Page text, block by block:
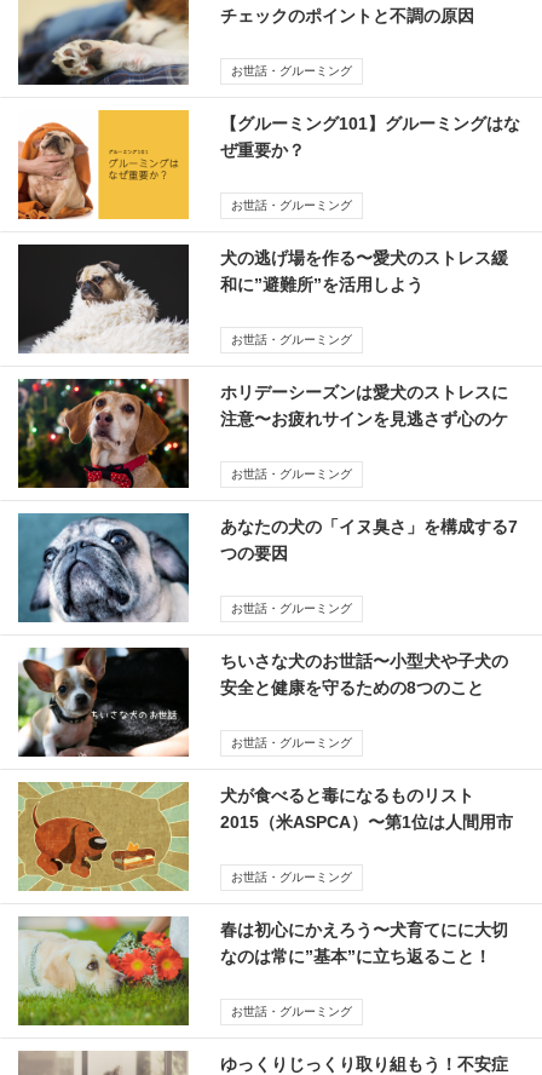
チェックのポイントと不調の原因
お世話・グルーミング
【グルーミング101】グルーミングはな
ぜ重要か？
お世話・グルーミング
犬の逃げ場を作る〜愛犬のストレス緩
和に”避難所”を活用しよう
お世話・グルーミング
ホリデーシーズンは愛犬のストレスに
注意〜お疲れサインを見逃さず心のケ
お世話・グルーミング
あなたの犬の「イヌ臭さ」を構成する7
つの要因
お世話・グルーミング
ちいさな犬のお世話〜小型犬や子犬の
安全と健康を守るための8つのこと
お世話・グルーミング
犬が食べると毒になるものリスト
2015（米ASPCA）〜第1位は人間用市
お世話・グルーミング
春は初心にかえろう〜犬育てにに大切
なのは常に”基本”に立ち返ること！
お世話・グルーミング
ゆっくりじっくり取り組もう！不安症